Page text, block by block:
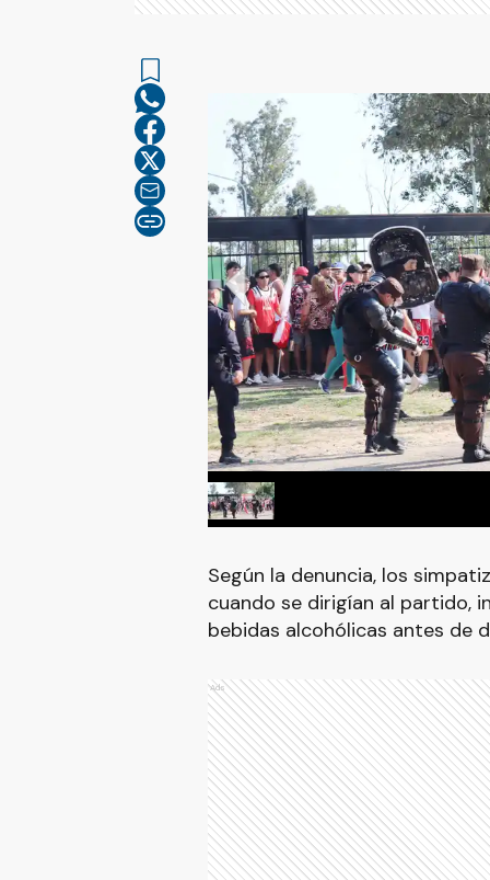
Según la denuncia, los
cuando se dirigían al partido,
bebidas alcohólicas antes de
Ads